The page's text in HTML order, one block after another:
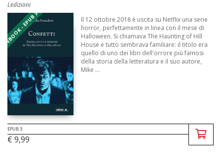
Ledizioni
EBOOK - EPUB 3
Il 12 ottobre 2018 è uscita su Netflix una serie
horror, perfettamente in linea con il mese di
Halloween. Si chiamava The Haunting of Hill
House e tutto sembrava familiare: il titolo era
quello di uno dei libri dell'orrore più famosi
della storia della letteratura e il suo autore,
Mike ...
EPUB 3
€ 9,99